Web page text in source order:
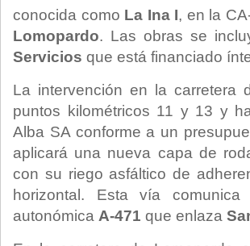
conocida como La Ina I, en la
Lomopardo. Las obras se
Servicios que está financiado
La intervención en la carretera
puntos kilométricos 11 y 13 y
Alba SA conforme a un
aplicará una nueva capa de
con su riego asfáltico de
horizontal. Esta vía
autonómica A-471 que enlaza